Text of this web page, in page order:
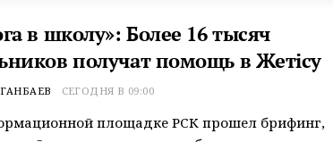
в школу»: Более 16 тысяч
получат помощь в Жетісу
СЕГОДНЯ В 09:00
площадке РСК прошел брифинг,